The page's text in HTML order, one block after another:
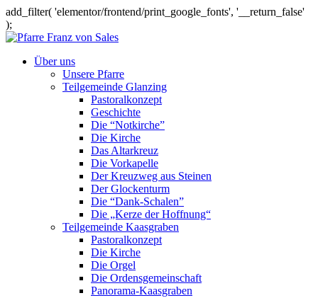
add_filter( 'elementor/frontend/print_google_fonts', '__return_false'
);
Über uns
Unsere Pfarre
Teilgemeinde Glanzing
Pastoralkonzept
Geschichte
Die “Notkirche”
Die Kirche
Das Altarkreuz
Die Vorkapelle
Der Kreuzweg aus Steinen
Der Glockenturm
Die “Dank-Schalen”
Die „Kerze der Hoffnung“
Teilgemeinde Kaasgraben
Pastoralkonzept
Die Kirche
Die Orgel
Die Ordensgemeinschaft
Panorama-Kaasgraben